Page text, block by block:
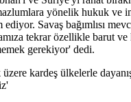
yönelik hukuk ve
ediyor. Savaş bağımlısı
tekrar özellikle barut ve
gerekiyor' dedi.
kardeş ülkelerle